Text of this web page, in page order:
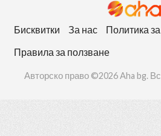
Бисквитки За нас
Политика
Правила за ползване
Авторско право ©2026 Aha bg.